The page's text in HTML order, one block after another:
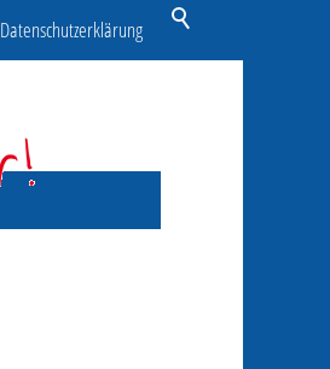
Datenschutzerklärung